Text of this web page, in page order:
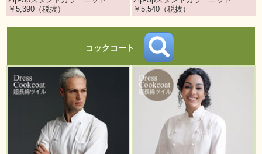
￥5,390（税抜）
￥5,540（税抜）
コックコート